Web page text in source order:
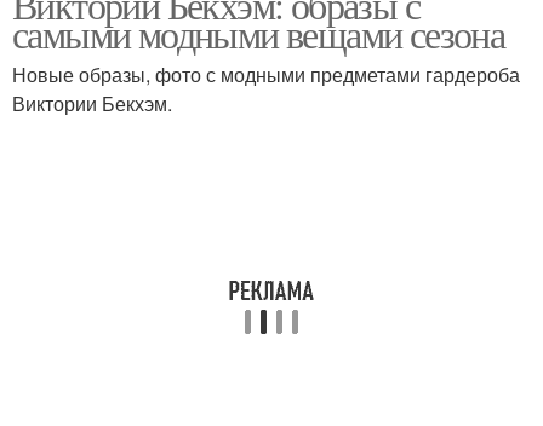
самыми модными вещами сезона
Новые образы, фото с модными предметами гардероба
Виктории Бекхэм.